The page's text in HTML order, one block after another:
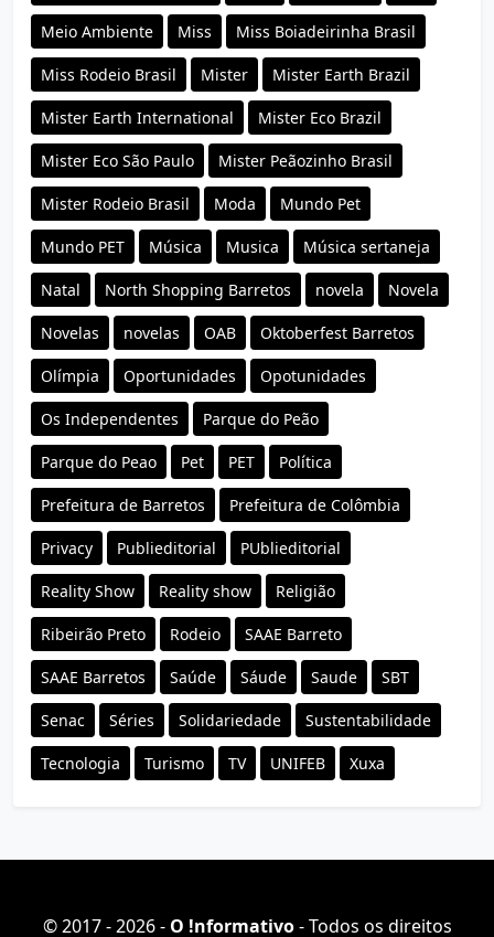
Meio Ambiente Miss Miss Boiadeirinha Brasil
Miss Rodeio Brasil Mister Mister Earth Brazil
Mister Earth International Mister Eco Brazil
Mister Eco São Paulo Mister Peãozinho Brasil
Mister Rodeio Brasil Moda Mundo Pet
Mundo PET Música Musica Música sertaneja
Natal North Shopping Barretos novela Novela
Novelas novelas OAB Oktoberfest Barretos
Olímpia Oportunidades Opotunidades
Os Independentes Parque do Peão
Parque do Peao Pet PET Política
Prefeitura de Barretos Prefeitura de Colômbia
Privacy Publieditorial PUblieditorial
Reality Show Reality show Religião
Ribeirão Preto Rodeio SAAE Barreto
SAAE Barretos Saúde Sáude Saude SBT
Senac Séries Solidariedade Sustentabilidade
Tecnologia Turismo TV UNIFEB Xuxa
© 2017 - 2026 - O ǃnformativo- Todos os direitos